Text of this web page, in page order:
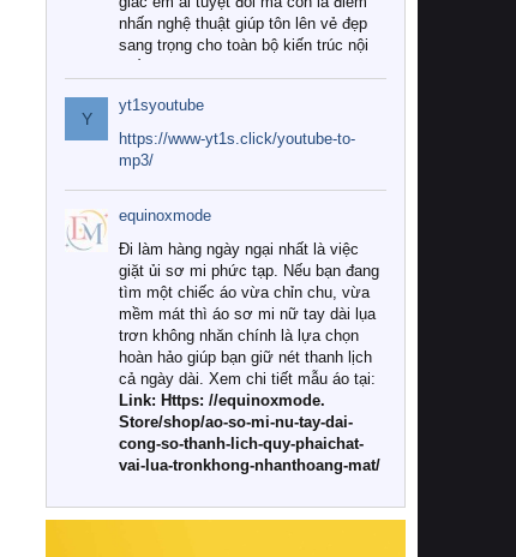
nhấn nghệ thuật giúp tôn lên vẻ đẹp
sang trọng cho toàn bộ kiến trúc nội
Tuy nhiên, giữa thị trường đa dạng
với vô vàn thương hiệu và mẫu mã
như hiện nay, làm thế nào để chọn
được những bộ chăn ga gối đệm cao
cấp thực sự chất lượng, phù hợp với
khí hậu và nhu cầu sử dụng của gia
đình? Hãy cùng chúng tôi đi tìm lời
giải đáp chi tiết qua bài viết dưới đây.
1. Tại sao các gia đình hiện đại lại ưa
chuộng chăn ga gối đệm cao cấp?
Khác với các dòng sản phẩm thông
thường, những bộ chăn ga gối đệm
cao cấp trải qua quy trình sản xuất
nghiêm ngặt từ khâu chọn lọc nguyên
liệu tự nhiên đến công nghệ dệt
nhuộm hiện đại không chứa hóa chất
này, bạn sẽ cảm nhận rõ rệt sự khác
Y
yt1syoutube
https://www-yt1s.click/youtube-to-
mp3/
equinoxmode
Đi làm hàng ngày ngại nhất là việc
giặt ủi sơ mi phức tạp. Nếu bạn đang
tìm một chiếc áo vừa chỉn chu, vừa
mềm mát thì áo sơ mi nữ tay dài lụa
trơn không nhăn chính là lựa chọn
hoàn hảo giúp bạn giữ nét thanh lịch
cả ngày dài. Xem chi tiết mẫu áo tại:
Link: Https: //equinoxmode.
Store/shop/ao-so-mi-nu-tay-dai-
cong-so-thanh-lich-quy-phaichat-
vai-lua-tronkhong-nhanthoang-mat/